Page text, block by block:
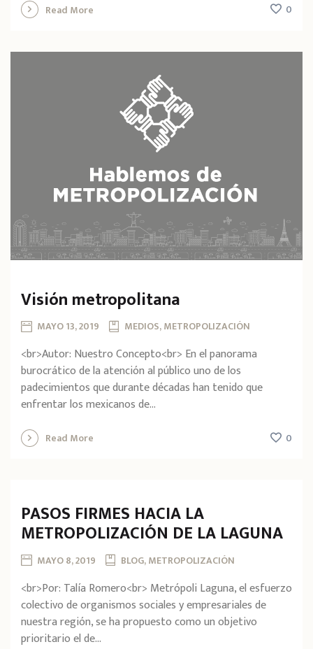
Read More 0
Visión metropolitana
MAYO 13, 2019 MEDIOS, METROPOLIZACIÓN
<br>Autor: Nuestro Concepto<br> En el panorama
burocrático de la atención al público uno de los
padecimientos que durante décadas han tenido que
enfrentar los mexicanos de...
Read More 0
PASOS FIRMES HACIA LA
METROPOLIZACIÓN DE LA LAGUNA
MAYO 8, 2019 BLOG, METROPOLIZACIÓN
<br>Por: Talía Romero<br> Metrópoli Laguna, el esfuerzo
colectivo de organismos sociales y empresariales de
nuestra región, se ha propuesto como un objetivo
prioritario el de...